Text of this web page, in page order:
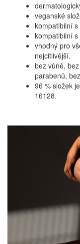
veganské
kompatibilní
kompatibilní
vhodný pro
nejcitlivější.
bez vůně,
parabenů,
96 % složek
16128.